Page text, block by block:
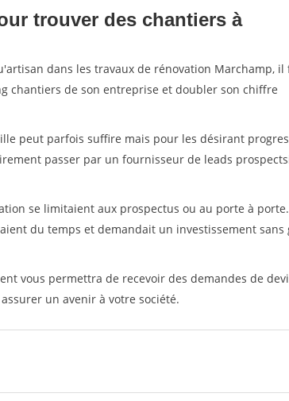
trouver des chantiers à
dans les travaux de rénovation Marchamp, il
chantiers de son entreprise et doubler son chiffre
peut parfois suffire mais pour les désirant
passer par un fournisseur de leads
se limitaient aux prospectus ou au porte à
du temps et demandait un investissement sans
vous permettra de recevoir des demandes de
un avenir à votre société.